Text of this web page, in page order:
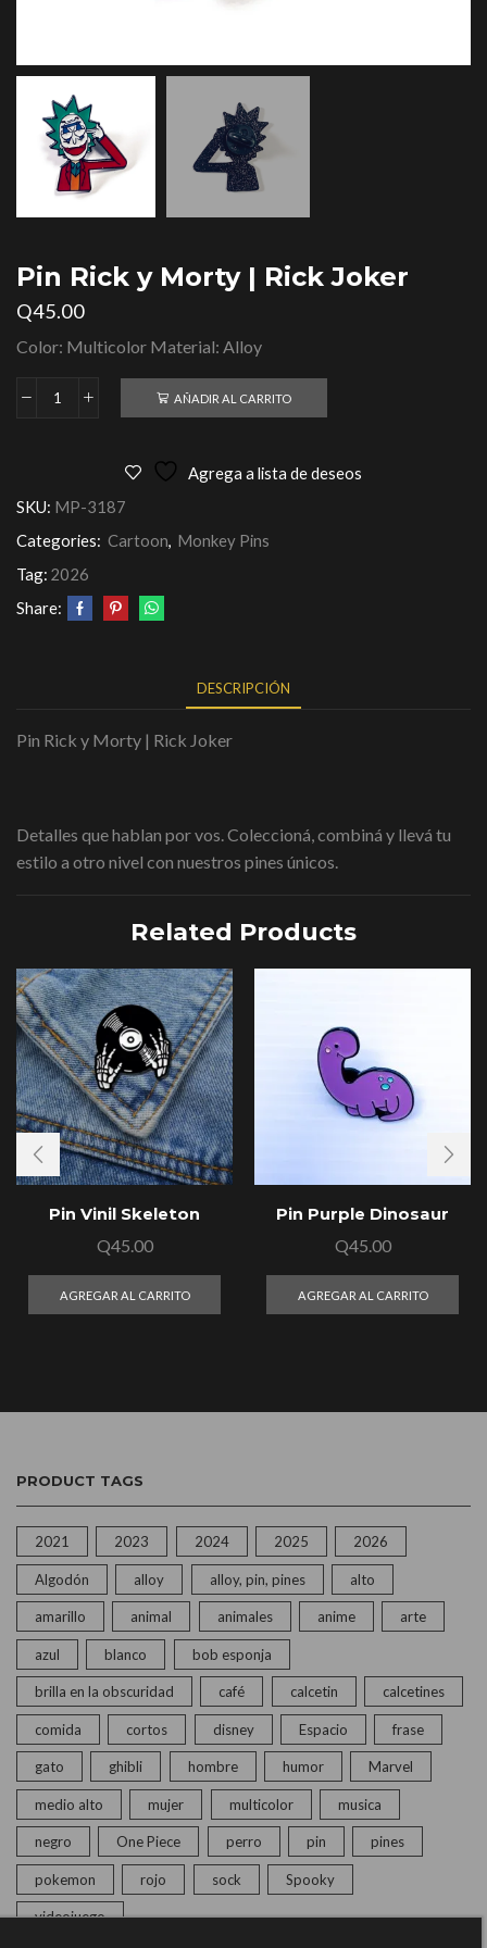
Pin Rick y Morty | Rick Joker
Q45.00
Color: Multicolor Material: Alloy
AÑADIR AL CARRITO
Agrega a lista de deseos
SKU: MP-3187
Categories: Cartoon, Monkey Pins
Tag: 2026
Share:
DESCRIPCIÓN
Pin Rick y Morty | Rick Joker
Detalles que hablan por vos. Coleccioná, combiná y llevá tu
estilo a otro nivel con nuestros pines únicos.
Related Products
Pin Vinil Skeleton
Q45.00
AGREGAR AL CARRITO
Pin Purple Dinosaur
Q45.00
AGREGAR AL CARRITO
PRODUCT TAGS
2021 2023 2024 2025 2026
Algodón alloy alloy, pin, pines alto
amarillo animal animales anime arte
azul blanco bob esponja
brilla en la obscuridad café calcetin calcetines
comida cortos disney Espacio frase
gato ghibli hombre humor Marvel
medio alto mujer multicolor musica
negro One Piece perro pin pines
pokemon rojo sock Spooky
videojuego